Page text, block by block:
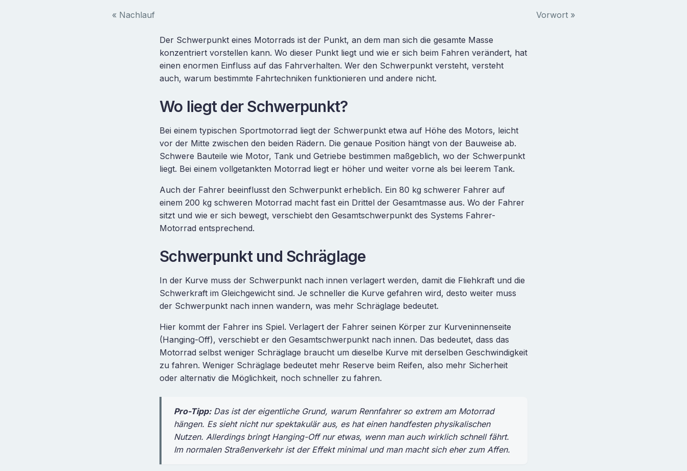
« Nachlauf Vorwort »
Der Schwerpunkt eines Motorrads ist der Punkt, an dem man sich die gesamte Masse
konzentriert vorstellen kann. Wo dieser Punkt liegt und wie er sich beim Fahren verändert, hat
einen enormen Einfluss auf das Fahrverhalten. Wer den Schwerpunkt versteht, versteht
auch, warum bestimmte Fahrtechniken funktionieren und andere nicht.
Wo liegt der Schwerpunkt?
Bei einem typischen Sportmotorrad liegt der Schwerpunkt etwa auf Höhe des Motors, leicht
vor der Mitte zwischen den beiden Rädern. Die genaue Position hängt von der Bauweise ab.
Schwere Bauteile wie Motor, Tank und Getriebe bestimmen maßgeblich, wo der Schwerpunkt
liegt. Bei einem vollgetankten Motorrad liegt er höher und weiter vorne als bei leerem Tank.
Auch der Fahrer beeinflusst den Schwerpunkt erheblich. Ein 80 kg schwerer Fahrer auf
einem 200 kg schweren Motorrad macht fast ein Drittel der Gesamtmasse aus. Wo der Fahrer
sitzt und wie er sich bewegt, verschiebt den Gesamtschwerpunkt des Systems Fahrer-
Motorrad entsprechend.
Schwerpunkt und Schräglage
In der Kurve muss der Schwerpunkt nach innen verlagert werden, damit die Fliehkraft und die
Schwerkraft im Gleichgewicht sind. Je schneller die Kurve gefahren wird, desto weiter muss
der Schwerpunkt nach innen wandern, was mehr Schräglage bedeutet.
Hier kommt der Fahrer ins Spiel. Verlagert der Fahrer seinen Körper zur Kurveninnenseite
(Hanging-Off), verschiebt er den Gesamtschwerpunkt nach innen. Das bedeutet, dass das
Motorrad selbst weniger Schräglage braucht um dieselbe Kurve mit derselben Geschwindigkeit
zu fahren. Weniger Schräglage bedeutet mehr Reserve beim Reifen, also mehr Sicherheit
oder alternativ die Möglichkeit, noch schneller zu fahren.
Pro-Tipp:Das ist der eigentliche Grund, warum Rennfahrer so extrem am Motorrad
hängen. Es sieht nicht nur spektakulär aus, es hat einen handfesten physikalischen
Nutzen. Allerdings bringt Hanging-Off nur etwas, wenn man auch wirklich schnell fährt.
Im normalen Straßenverkehr ist der Effekt minimal und man macht sich eher zum Affen.